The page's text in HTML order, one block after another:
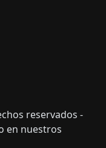
reservados -
en nuestros